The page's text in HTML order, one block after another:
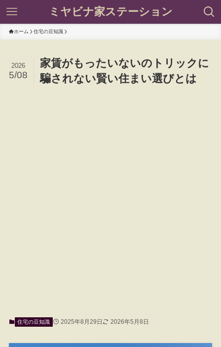
ミヤビナ家ステーション
ホーム 住宅の豆知識
家賃がもったいないのトリックに
騙されない賢い住まい選びとは
2026
5/08
住宅の豆知識 2025年8月29日 2026年5月8日